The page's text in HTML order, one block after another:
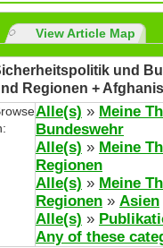
View Article Map
und
Regionen +
Alle(s) » Meine
Bundeswehr
Alle(s) » Meine
Regionen
Alle(s) » Meine
Regionen » Asien
Alle(s) »
Any of these